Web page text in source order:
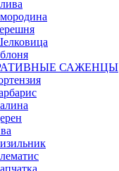
САЖЕНЦЫ